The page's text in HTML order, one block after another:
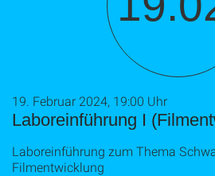
Laboreinführung I
19. Februar 2024, 19:00 Uhr
Laboreinführung zum Thema
Filmentwicklung